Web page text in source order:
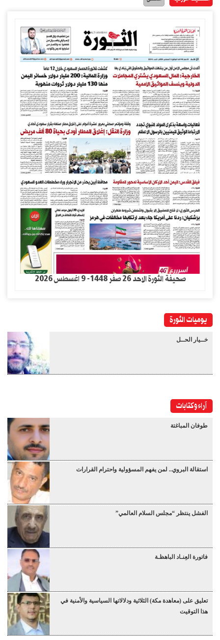
صحيفة الثورة الاحد 26 صفر 1448- 9 اغسطس 2026
يوميات الثورة
خــيار الحــل
آراء وكتابات
طوفان المباغتة
استقالة البروي.. لمن يفهم المسؤولية واحترام القرارات
الفشل ينتظر “مجلس السلام العالمي”
فاتورة العِنـاد الباهظـة
تعليق على (معاهدة مكة) الثلاثية ودلالاتها السياسية والأمنية في
هذا التوقيت